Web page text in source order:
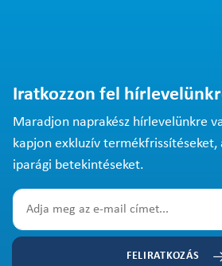
Iratkozzon fel
Maradjon naprakész hírlevelünkre
kapjon exkluzív
iparági betekintéseket.
FELIRATKOZÁS